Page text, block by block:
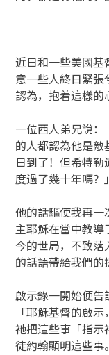
近日和一些美國基
意一些人終日緊
認為，抱着這樣的
一位西人弟兄說
的人都認為他是
日到了！但希特
度過了幾十年嗎？」
他的話驅使我再
主耶穌在當中教導
今的世局，不致落
的話語帶給我們的
啟示錄一開始便
「耶穌基督的啟
祂把這些事「指
徒約翰顯明這些事。